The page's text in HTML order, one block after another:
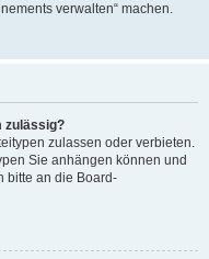
verwalten“ machen.
zulässig?
zulassen oder verbieten.
Sie anhängen können und
bitte an die Board-